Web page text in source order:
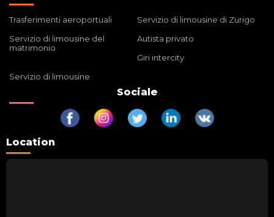
Trasferimenti aeroportuali
Servizio di limousine di Zurigo
Servizio di limousine del
matrimonio
Autista privato
Giri intercity
Servizio di limousine
Sociale
Location